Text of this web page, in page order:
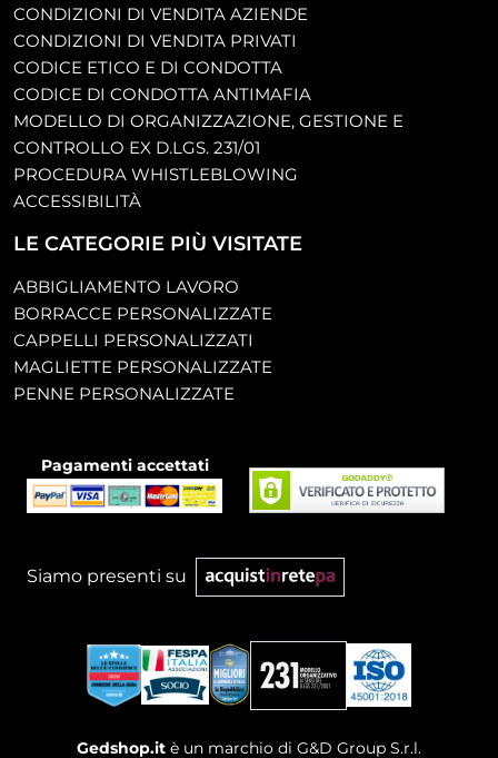
CONDIZIONI DI VENDITA AZIENDE
CONDIZIONI DI VENDITA PRIVATI
CODICE ETICO E DI CONDOTTA
CODICE DI CONDOTTA ANTIMAFIA
MODELLO DI ORGANIZZAZIONE, GESTIONE E
CONTROLLO EX D.LGS. 231/01
PROCEDURA WHISTLEBLOWING
ACCESSIBILITÀ
LE CATEGORIE PIÙ VISITATE
ABBIGLIAMENTO LAVORO
BORRACCE PERSONALIZZATE
CAPPELLI PERSONALIZZATI
MAGLIETTE PERSONALIZZATE
PENNE PERSONALIZZATE
Pagamenti accettati
Siamo presenti su
Gedshop.it è un marchio di G&D Group S.r.l.